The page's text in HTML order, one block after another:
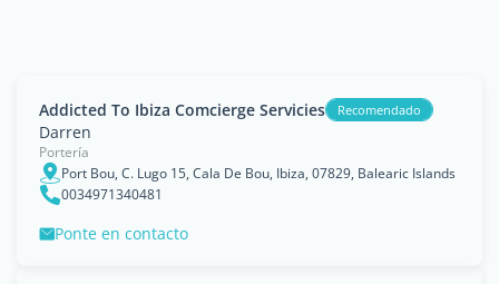
Addicted To Ibiza Comcierge Servicies Recomendado
Darren
Portería
Port Bou, C. Lugo 15, Cala De Bou, Ibiza, 07829, Balearic Islands
0034971340481
Ponte en contacto